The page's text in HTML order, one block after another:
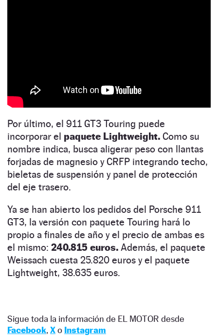
Por último, el 911 GT3 Touring puede
incorporar el paquete Lightweight. Como su
nombre indica, busca aligerar peso con llantas
forjadas de magnesio y CRFP integrando techo,
bieletas de suspensión y panel de protección
del eje trasero.
Ya se han abierto los pedidos del Porsche 911
GT3, la versión con paquete Touring hará lo
propio a finales de año y el precio de ambas es
el mismo: 240.815 euros. Además, el paquete
Weissach cuesta 25.820 euros y el paquete
Lightweight, 38.635 euros.
Sigue toda la información de EL MOTOR desde
Facebook, Xo Instagram